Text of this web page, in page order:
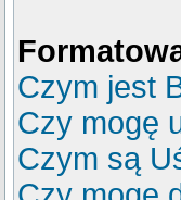
Czym jest
Czy mogę
Czym są